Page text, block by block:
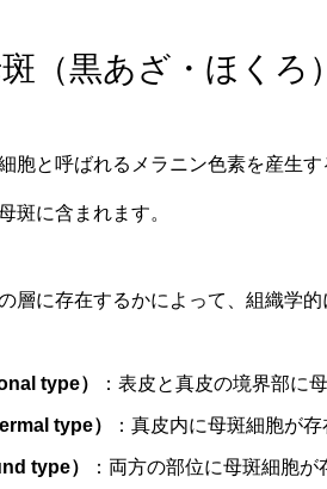
（黒あざ・ほくろ）
胞と呼ばれるメラニン色素を産生
斑に含まれます。
層に存在するかによって、組織学
type） ：表皮と真皮の境界部に
type） ：真皮内に母斑細胞が存
type） ：両方の部位に母斑細胞が